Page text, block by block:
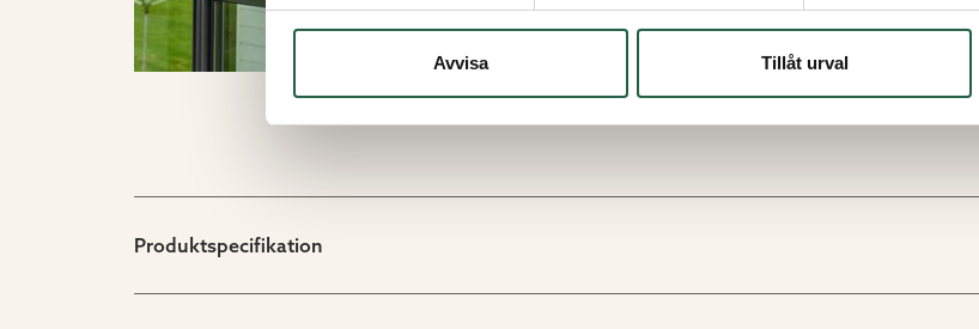
Avvisa Tillåt urval
Produktspecifikation